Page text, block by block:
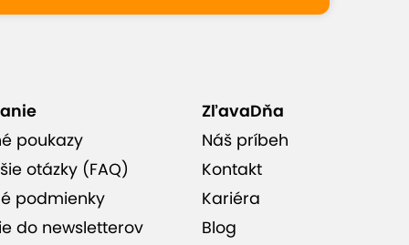
napätia, bolestí a zlepšiť
Vyberte si z troch možností
Thai La Flora v Podunajských
poukazy
otázky (FAQ)
podmienky
do newsletterov
ZľavaDňa
Náš príbeh
Kontakt
Kariéra
Blog